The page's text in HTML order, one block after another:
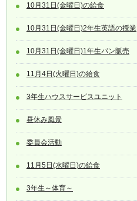
10月31日(金曜日)の給食
10月31日(金曜日)2年生英語の授業
10月31日(金曜日)1年生パン販売
11月4日(火曜日)の給食
3年生ハウスサービスユニット
昼休み風景
委員会活動
11月5日(水曜日)の給食
3年生～体育～